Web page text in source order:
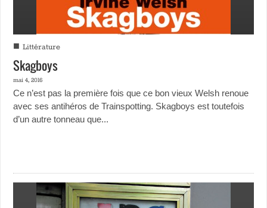
■ Littérature
Skagboys
mai 4, 2016
Ce n’est pas la première fois que ce bon vieux Welsh renoue
avec ses antihéros de Trainspotting. Skagboys est toutefois
d’un autre tonneau que...